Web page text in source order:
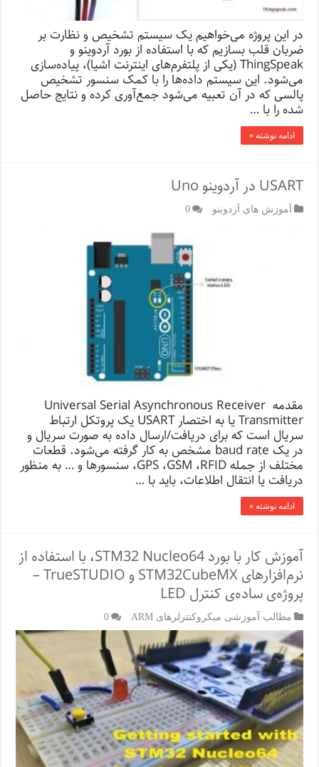
در این پروژه می‌خواهیم یک سیستم تشخیص و نظارت بر
ضربان قلب بسازیم که با استفاده از بورد آردوینو و
ThingSpeak (یکی از پلتفرم‌های اینترنت اشیا)، پیاده‌سازی
می‌شود. این سیستم داده‌ها را با کمک سنسور تشخیص
پالسی که در آن تعبیه می‌شود جمع‌آوری کرده و نتایج حاصل
شده را با …
ادامه نوشته »
USART در آردوینو Uno
آموزش های آردوینو 0
مقدمه Universal Serial Asynchronous Receiver
Transmitter یا به اختصار USART یک پروتکل ارتباط
سریال است که برای دریافت/ارسال داده به صورت سریال و
در یک baud rate مشخص به کار گرفته می‌شود. قطعات
مختلف از جمله GPS ،GSM ،RFID، سنسورها و … به منظور
دریافت یا انتقال اطلاعات، باید با …
ادامه نوشته »
آموزش کار با بورد STM32 Nucleo64، با استفاده از
نرم‌افزارهای STM32CubeMX و TrueSTUDIO –
پروژه‌ی ساده‌ی کنترل LED
مطالب آموزشی میکروکنترلرهای ARM 0